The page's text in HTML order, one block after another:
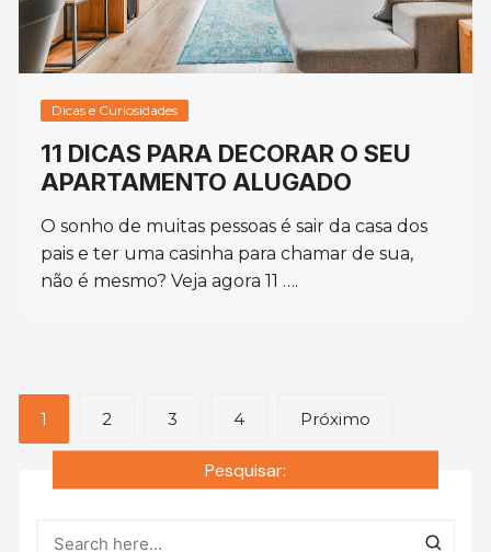
Dicas e Curiosidades
11 DICAS PARA DECORAR O SEU
APARTAMENTO ALUGADO
O sonho de muitas pessoas é sair da casa dos
pais e ter uma casinha para chamar de sua,
não é mesmo? Veja agora 11 ….
Navegação
por
posts
1 2 3 4 Próximo
Pesquisar: